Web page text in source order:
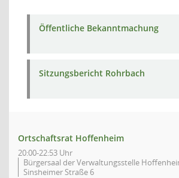
Öffentliche Bekanntmachung
Sitzungsbericht Rohrbach
Ortschaftsrat Hoffenheim
20:00-22:53 Uhr
Bürgersaal der Verwaltungsstelle
Sinsheimer Straße 6